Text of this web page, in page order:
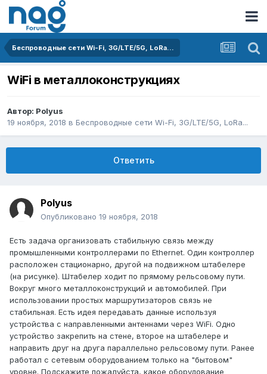
Беспроводные сети Wi-Fi, 3G/LTE/5G, LoRa...
WiFi в металлоконструкциях
Автор: Polyus
19 ноября, 2018 в Беспроводные сети Wi-Fi, 3G/LTE/5G, LoRa...
Ответить
Polyus
Опубликовано 19 ноября, 2018
Есть задача организовать стабильную связь между
промышленными контроллерами по Ethernet. Один контроллер
расположен стационарно, другой на подвижном штабелере
(на рисунке). Штабелер ходит по прямому рельсовому пути.
Вокруг много металлоконструкций и автомобилей. При
использовании простых маршрутизаторов связь не
стабильная. Есть идея передавать данные используя
устройства с направленными антеннами через WiFi. Одно
устройство закрепить на стене, второе на штабелере и
направить друг на друга параллельно рельсовому пути. Ранее
работал с сетевым оборудованием только на "бытовом"
уровне. Подскажите пожалуйста, какое оборудование